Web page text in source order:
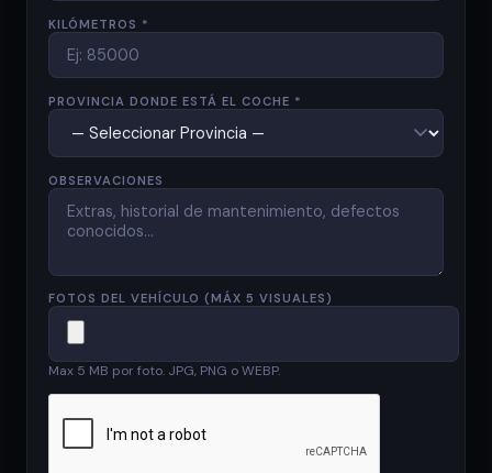
KILÓMETROS *
PROVINCIA DONDE ESTÁ EL COCHE *
OBSERVACIONES
FOTOS DEL VEHÍCULO (MÁX 5 VISUALES)
Max 5 MB por foto. JPG, PNG o WEBP.